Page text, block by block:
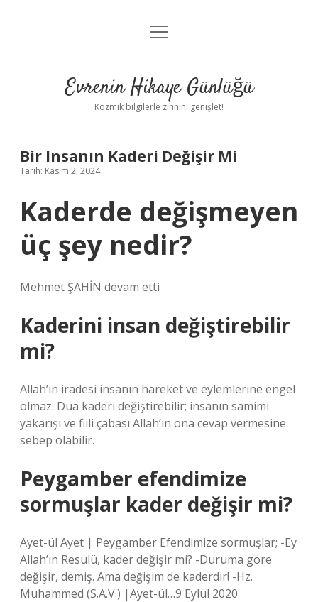
Anasayfa
Yasal Uyarı
menüyü
Evrenin Hikaye Günlüğü
Kozmik bilgilerle zihnini genişlet!
Bir Insanın Kaderi Değişir Mi
Tarih: Kasım 2, 2024
Kaderde değişmeyen
üç şey nedir?
Mehmet ŞAHİN devam etti
Kaderini insan değiştirebilir
mi?
Allah’ın iradesi insanın hareket ve eylemlerine engel
olmaz. Dua kaderi değiştirebilir; insanın samimi
yakarışı ve fiili çabası Allah’ın ona cevap vermesine
sebep olabilir.
Peygamber efendimize
sormuşlar kader değişir mi?
Ayet-ül Ayet | Peygamber Efendimize sormuşlar; -Ey
Allah’ın Resulü, kader değişir mi? -Duruma göre
değişir, demiş. Ama değişim de kaderdir! -Hz.
Muhammed (S.A.V.) |Ayet-ül…9 Eylül 2020